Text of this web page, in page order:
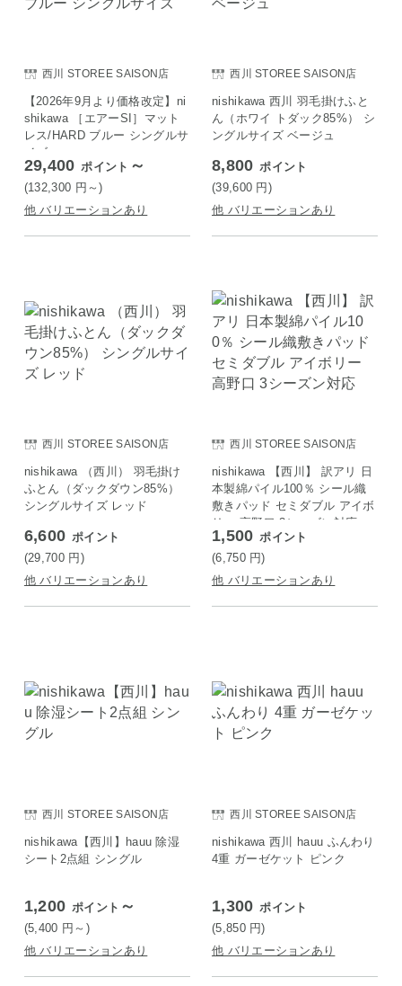
西川 STOREE SAISON店
【2026年9月より価格改定】ni
shikawa ［エアーSI］マット
レス/HARD ブルー シングルサ
イズ
29,400 ポイント ～
(132,300 円 ～)
他 バリエーションあり
西川 STOREE SAISON店
nishikawa 西川 羽毛掛けふと
ん（ホワイ トダック85%） シ
ングルサイズ ベージュ
8,800 ポイント
(39,600 円 )
他 バリエーションあり
西川 STOREE SAISON店
nishikawa （西川） 羽毛掛け
ふとん（ダックダウン85%）
シングルサイズ レッド
6,600 ポイント
(29,700 円 )
他 バリエーションあり
西川 STOREE SAISON店
nishikawa 【西川】 訳アリ 日
本製綿パイル100％ シール織
敷きパッド セミダブル アイボ
リー 高野口 3シーズン対応
1,500 ポイント
(6,750 円)
他 バリエーションあり
西川 STOREE SAISON店
nishikawa【西川】hauu 除湿
シート2点組 シングル
1,200 ポイント ～
(5,400 円 ～)
他 バリエーションあり
西川 STOREE SAISON店
nishikawa 西川 hauu ふんわり
4重 ガーゼケット ピンク
1,300 ポイント
(5,850 円)
他 バリエーションあり